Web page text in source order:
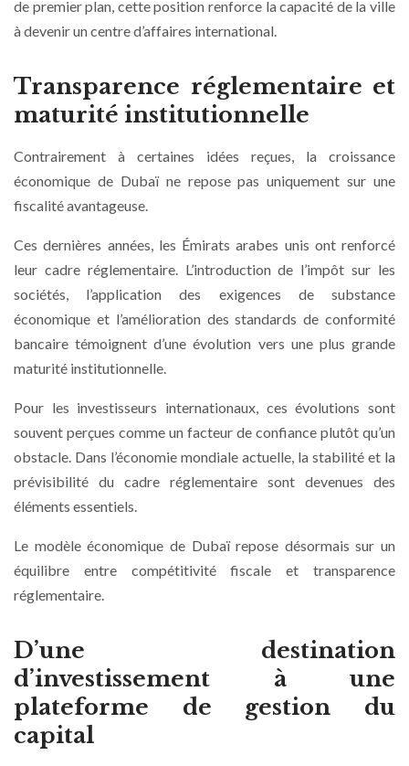
de premier plan, cette position renforce la capacité de la ville
à devenir un centre d’affaires international.
Transparence réglementaire et
maturité institutionnelle
Contrairement à certaines idées reçues, la croissance
économique de Dubaï ne repose pas uniquement sur une
fiscalité avantageuse.
Ces dernières années, les Émirats arabes unis ont renforcé
leur cadre réglementaire. L’introduction de l’impôt sur les
sociétés, l’application des exigences de substance
économique et l’amélioration des standards de conformité
bancaire témoignent d’une évolution vers une plus grande
maturité institutionnelle.
Pour les investisseurs internationaux, ces évolutions sont
souvent perçues comme un facteur de confiance plutôt qu’un
obstacle. Dans l’économie mondiale actuelle, la stabilité et la
prévisibilité du cadre réglementaire sont devenues des
éléments essentiels.
Le modèle économique de Dubaï repose désormais sur un
équilibre entre compétitivité fiscale et transparence
réglementaire.
D’une destination
d’investissement à une
plateforme de gestion du
capital